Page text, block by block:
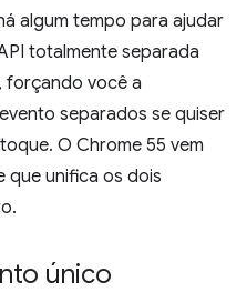
algum tempo para ajudar
totalmente separada
forçando você a
separados se quiser
O Chrome 55 vem
que unifica os dois
único